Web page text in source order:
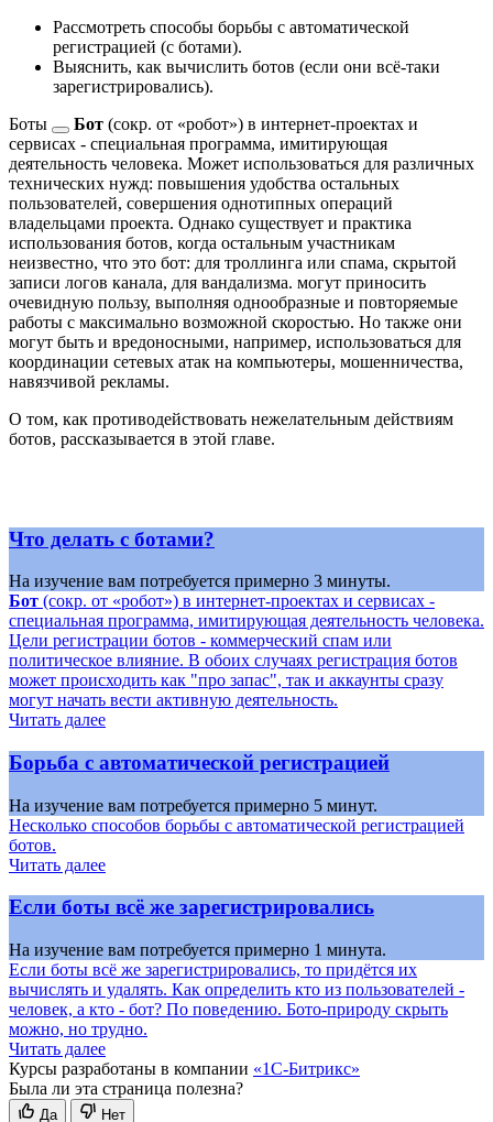
Рассмотреть способы борьбы с автоматической
регистрацией (с ботами).
Выяснить, как вычислить ботов (если они всё-таки
зарегистрировались).
Боты
Бот (сокр. от «робот») в интернет-проектах и
сервисах - специальная программа, имитирующая
деятельность человека. Может использоваться для различных
технических нужд: повышения удобства остальных
пользователей, совершения однотипных операций
владельцами проекта. Однако существует и практика
использования ботов, когда остальным участникам
неизвестно, что это бот: для троллинга или спама, скрытой
записи логов канала, для вандализма. могут приносить
очевидную пользу, выполняя однообразные и повторяемые
работы с максимально возможной скоростью. Но также они
могут быть и вредоносными, например, использоваться для
координации сетевых атак на компьютеры, мошенничества,
навязчивой рекламы.
О том, как противодействовать нежелательным действиям
ботов, рассказывается в этой главе.
Что делать с ботами?
На изучение вам потребуется примерно 3 минуты.
Бот (сокр. от «робот») в интернет-проектах и сервисах -
специальная программа, имитирующая деятельность человека.
Цели регистрации ботов - коммерческий спам или
политическое влияние. В обоих случаях регистрация ботов
может происходить как "про запас", так и аккаунты сразу
могут начать вести активную деятельность.
Читать далее
Борьба с автоматической регистрацией
На изучение вам потребуется примерно 5 минут.
Несколько способов борьбы с автоматической регистрацией
ботов.
Читать далее
Если боты всё же зарегистрировались
На изучение вам потребуется примерно 1 минута.
Если боты всё же зарегистрировались, то придётся их
вычислять и удалять. Как определить кто из пользователей -
человек, а кто - бот? По поведению. Бото-природу скрыть
можно, но трудно.
Читать далее
Курсы разработаны в компании «1С-Битрикс»
Была ли эта страница полезна?
Да Нет